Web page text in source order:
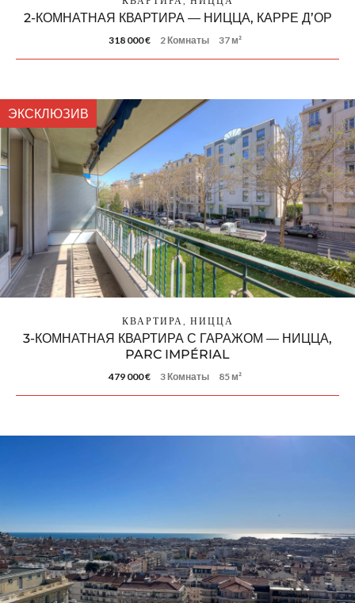
2-КОМНАТНАЯ КВАРТИРА — НИЦЦА, КАРРЕ Д’ОР
318 000 € 2 Комнаты 37 м²
КВАРТИРА, НИЦЦА
3-КОМНАТНАЯ КВАРТИРА С ГАРАЖОМ — НИЦЦА,
PARC IMPÉRIAL
479 000 € 3 Комнаты 85 м²
ЭКСКЛЮЗИВ